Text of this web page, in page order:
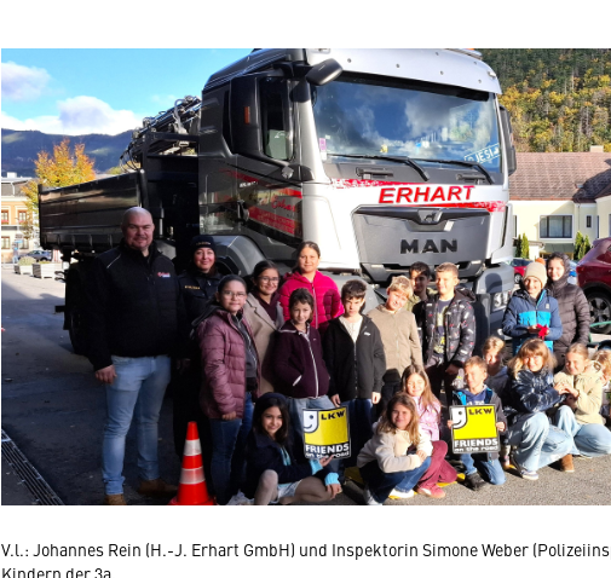
V.l.: Johannes Rein (H.-J. Erhart GmbH) und Inspektorin Simone Weber
Kindern der 3a.